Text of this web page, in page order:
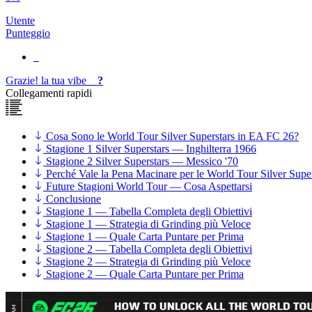
Utente
Punteggio
Grazie! la tua vibe
?
Collegamenti rapidi
Cosa Sono le World Tour Silver Superstars in EA FC 26?
Stagione 1 Silver Superstars — Inghilterra 1966
Stagione 2 Silver Superstars — Messico '70
Perché Vale la Pena Macinare per le World Tour Silver
Future Stagioni World Tour — Cosa Aspettarsi
Conclusione
Stagione 1 — Tabella Completa degli Obiettivi
Stagione 1 — Strategia di Grinding più Veloce
Stagione 1 — Quale Carta Puntare per Prima
Stagione 2 — Tabella Completa degli Obiettivi
Stagione 2 — Strategia di Grinding più Veloce
Stagione 2 — Quale Carta Puntare per Prima